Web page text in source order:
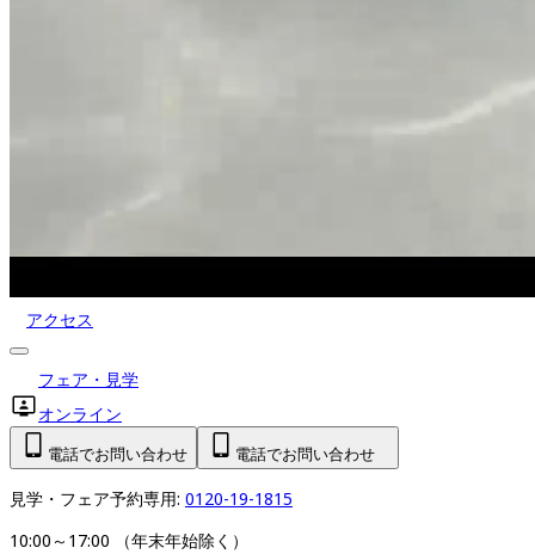
アクセス
フェア・見学
オンライン
電話でお問い合わせ 電話でお問い合わせ
見学・フェア予約専用: 0120-19-1815
10:00～17:00 （年末年始除く）